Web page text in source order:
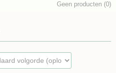
Geen producten (0)